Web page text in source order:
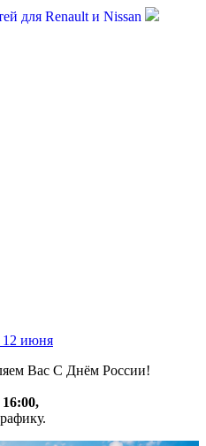
для Renault и Nissan
12 июня
Вас С Днём России!